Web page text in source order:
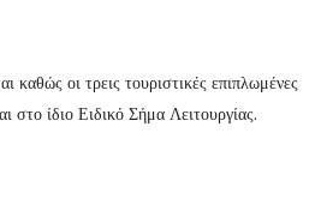
καθώς οι τρεις τουριστικές επιπλωμένες
στο ίδιο Ειδικό Σήμα Λειτουργίας.